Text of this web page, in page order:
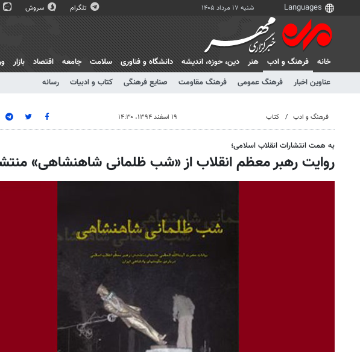
شنبه ۱۷ مرداد ۱۴۰۵ تلگرام سروش
خانه
فرهنگ و ادب
عناوین اخبار
فرهنگ عمومی فرهنگ مقاومت صنایع فرهنگی کتاب و ادبیات رسانه
هنر دين، حوزه، انديشه دانشگاه و فناوری سلامت جامعه اقتصاد بازار
فرهنگ و ادب کتاب ۱۹ اسفند ۱۳۹۴، ۱۴:۳۰
به همت انتشارات انقلاب اسلامی؛
روایت رهبر معظم انقلاب از «شب ظلمانی شاهنشاهی»